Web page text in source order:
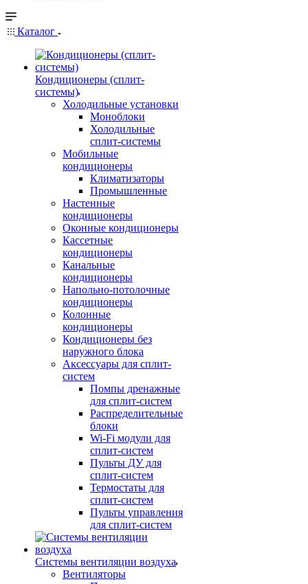
Каталог
Кондиционеры (сплит-
системы)
Холодильные установки
Моноблоки
Холодильные
сплит-системы
Мобильные
кондиционеры
Климатизаторы
Промышленные
Настенные
кондиционеры
Оконные кондиционеры
Кассетные
кондиционеры
Канальные
кондиционеры
Напольно-потолочные
кондиционеры
Колонные
кондиционеры
Кондиционеры без
наружного блока
Аксессуары для сплит-
систем
Помпы дренажные
для сплит-систем
Распределительные
блоки
Wi-Fi модули для
сплит-систем
Пульты ДУ для
сплит-систем
Термостаты для
сплит-систем
Пульты управления
для сплит-систем
Системы вентиляции воздуха
Вентиляторы